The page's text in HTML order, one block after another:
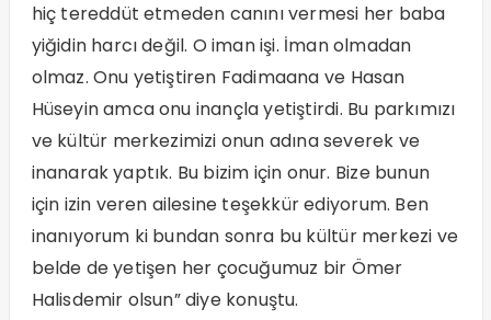
hiç tereddüt etmeden canını vermesi her baba
yiğidin harcı değil. O iman işi. İman olmadan
olmaz. Onu yetiştiren Fadimaana ve Hasan
Hüseyin amca onu inançla yetiştirdi. Bu parkımızı
ve kültür merkezimizi onun adına severek ve
inanarak yaptık. Bu bizim için onur. Bize bunun
için izin veren ailesine teşekkür ediyorum. Ben
inanıyorum ki bundan sonra bu kültür merkezi ve
belde de yetişen her çocuğumuz bir Ömer
Halisdemir olsun” diye konuştu.